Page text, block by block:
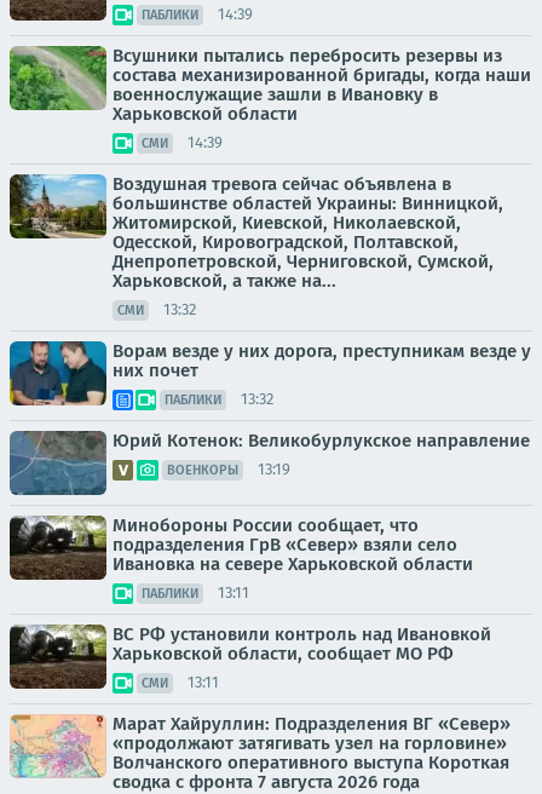
ПАБЛИКИ 14:39
Всушники пытались перебросить резервы из
состава механизированной бригады, когда наши
военнослужащие зашли в Ивановку в
Харьковской области
СМИ 14:39
Воздушная тревога сейчас объявлена в
большинстве областей Украины: Винницкой,
Житомирской, Киевской, Николаевской,
Одесской, Кировоградской, Полтавской,
Днепропетровской, Черниговской, Сумской,
Харьковской, а также на...
СМИ 13:32
Ворам везде у них дорога, преступникам везде у
них почет
ПАБЛИКИ 13:32
Юрий Котенок: Великобурлукское направление
ВОЕНКОРЫ 13:19
Минобороны России сообщает, что
подразделения ГрВ «Север» взяли село
Ивановка на севере Харьковской области
ПАБЛИКИ 13:11
ВС РФ установили контроль над Ивановкой
Харьковской области, сообщает МО РФ
СМИ 13:11
Марат Хайруллин: Подразделения ВГ «Север»
«продолжают затягивать узел на горловине»
Волчанского оперативного выступа Короткая
сводка с фронта 7 августа 2026 года